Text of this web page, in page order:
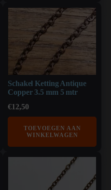
Schakel Ketting Antique
Copper 3.5 mm 5 mtr
€12,50
TOEVOEGEN AAN
WINKELWAGEN